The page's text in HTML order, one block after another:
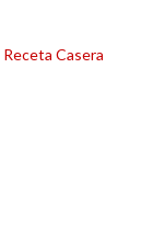
Casera